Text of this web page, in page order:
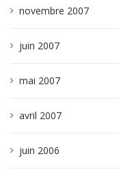
novembre 2007
juin 2007
mai 2007
avril 2007
juin 2006